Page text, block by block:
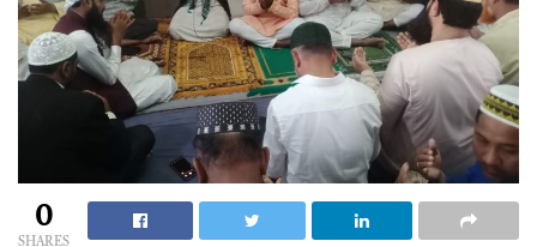
0
SHARES